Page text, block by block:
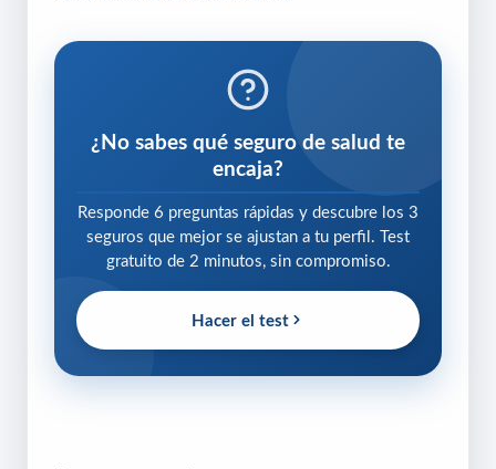
¿No sabes qué seguro de salud te
encaja?
Responde 6 preguntas rápidas y descubre los 3
seguros que mejor se ajustan a tu perfil. Test
gratuito de 2 minutos, sin compromiso.
Hacer el test